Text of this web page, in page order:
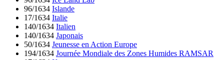
96/1634 Islande
17/1634 Italie
140/1634 Italien
140/1634 Japonais
50/1634 Jeunesse en Action Europe
194/1634 Journée Mondiale des Zones Humides RAMSAR